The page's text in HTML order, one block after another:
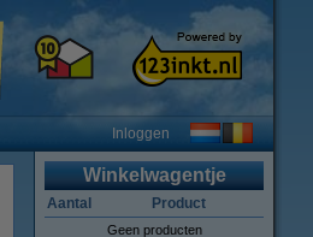
Inloggen
Winkelwagentje
Aantal Product
Geen producten